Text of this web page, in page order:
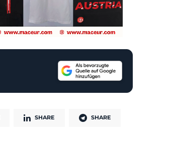
SHARE SHARE